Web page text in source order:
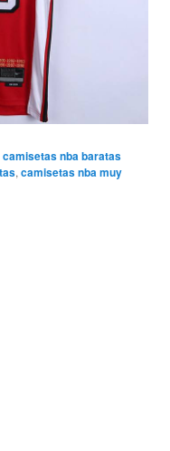
camisetas nba baratas
,camisetas nba muy